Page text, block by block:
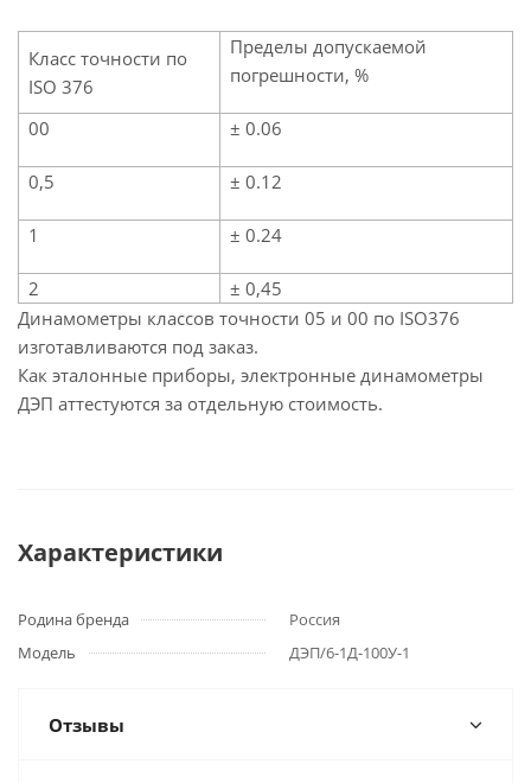
Класс точности по
ISO 376
Пределы допускаемой
погрешности, %
00 ± 0.06
0,5 ± 0.12
1 ± 0.24
2
± 0,45
Динамометры классов точности 05 и 00 по ISO376
изготавливаются под заказ.
Как эталонные приборы, электронные динамометры
ДЭП аттестуются за отдельную стоимость.
Характеристики
Родина бренда
Россия
Модель
ДЭП/6-1Д-100У-1
Отзывы